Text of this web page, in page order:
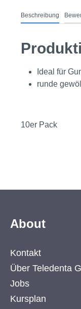
Beschreibung
Ideal für
runde
10er Pack
About
Kontakt
Über Teledenta
Jobs
Kursplan